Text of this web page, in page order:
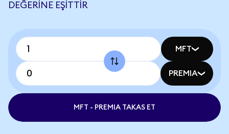
DEĞERINE EŞITTIR
MFT
PREMIA
MFT - PREMIA TAKAS ET